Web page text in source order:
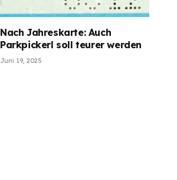
Nach Jahreskarte: Auch
Parkpickerl soll teurer werden
Juni 19, 2025